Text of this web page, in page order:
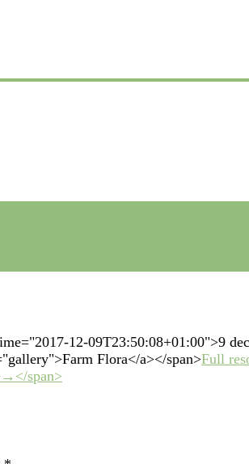
12-09T23:50:08+01:00">9
Flora</a></span>Full
span>